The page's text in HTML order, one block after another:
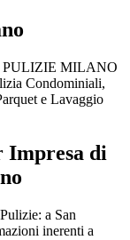
PULIZIE MILANO
Condominiali,
e Lavaggio
Impresa di